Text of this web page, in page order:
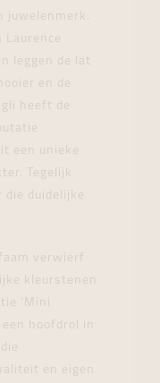
juwelenmerk.
leggen de lat
en de
heeft de
een unieke
Tegelijk
duidelijke
verwierf
kleurstenen
‘Mini
hoofdrol in
en eigen